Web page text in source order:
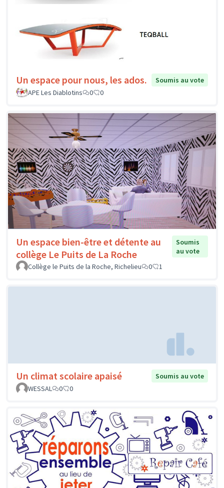
Un espace pour nous, les ados.
Soumis au vote
APE Les Diablotins
0 0
Un espace bien-être et détente au
collège Le Puits de La Roche
Soumis
au vote
Collège le Puits de la Roche, Richelieu
0 1
Un climat scolaire apaisé
Soumis au vote
WESSAL
0 0